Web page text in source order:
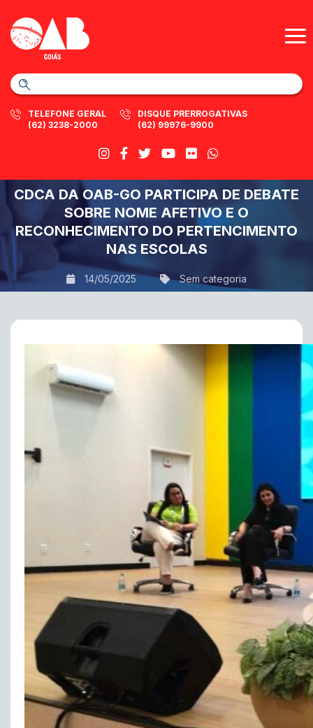
TELEFONE GERAL
(62) 3238-2000
DISQUE PRERROGATIVAS
(62) 99976-9900
CDCA DA OAB-GO PARTICIPA DE DEBATE
SOBRE NOME AFETIVO E O
RECONHECIMENTO DO PERTENCIMENTO
NAS ESCOLAS
14/05/2025 Sem categoria